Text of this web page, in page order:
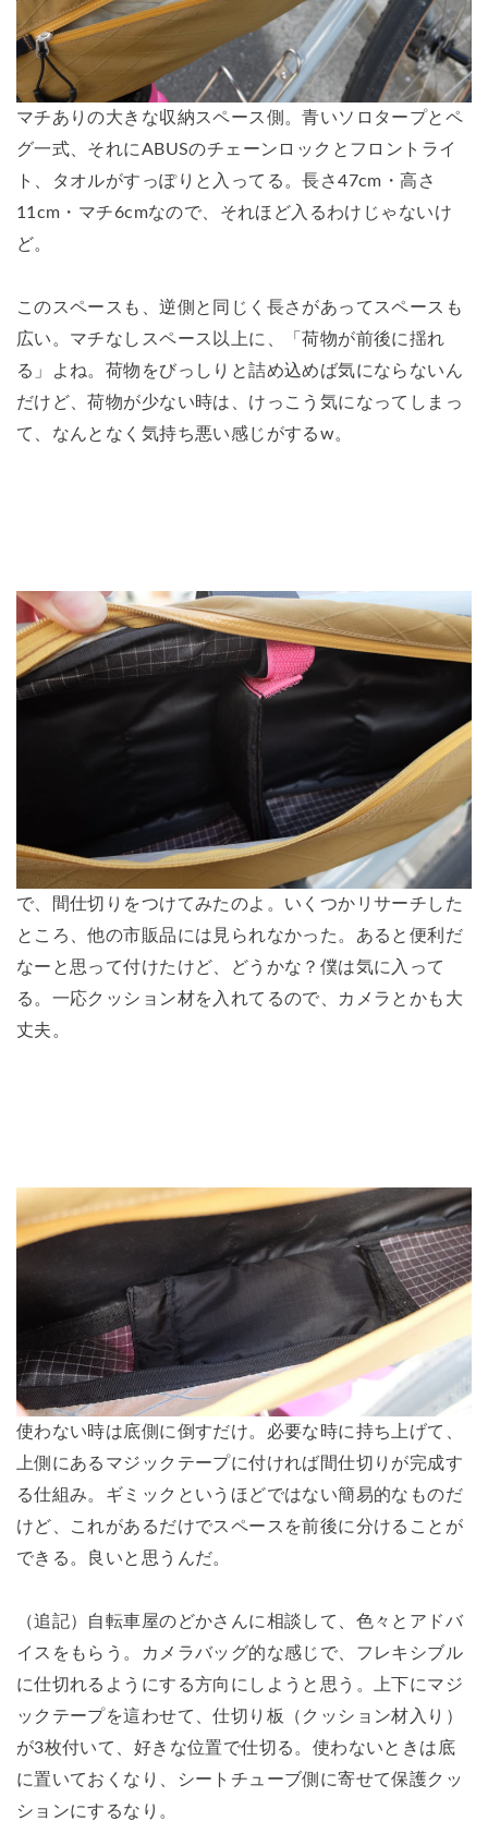
マチありの大きな収納スペース側。青いソロタープとペ
グ一式、それにABUSのチェーンロックとフロントライ
ト、タオルがすっぽりと入ってる。長さ47cm・高さ
11cm・マチ6cmなので、それほど入るわけじゃないけ
ど。
このスペースも、逆側と同じく長さがあってスペースも
広い。マチなしスペース以上に、「荷物が前後に揺れ
る」よね。荷物をびっしりと詰め込めば気にならないん
だけど、荷物が少ない時は、けっこう気になってしまっ
て、なんとなく気持ち悪い感じがするw。
で、間仕切りをつけてみたのよ。いくつかリサーチした
ところ、他の市販品には見られなかった。あると便利だ
なーと思って付けたけど、どうかな？僕は気に入って
る。一応クッション材を入れてるので、カメラとかも大
丈夫。
使わない時は底側に倒すだけ。必要な時に持ち上げて、
上側にあるマジックテープに付ければ間仕切りが完成す
る仕組み。ギミックというほどではない簡易的なものだ
けど、これがあるだけでスペースを前後に分けることが
できる。良いと思うんだ。
（追記）自転車屋のどかさんに相談して、色々とアドバ
イスをもらう。カメラバッグ的な感じで、フレキシブル
に仕切れるようにする方向にしようと思う。上下にマジ
ックテープを這わせて、仕切り板（クッション材入り）
が3枚付いて、好きな位置で仕切る。使わないときは底
に置いておくなり、シートチューブ側に寄せて保護クッ
ションにするなり。